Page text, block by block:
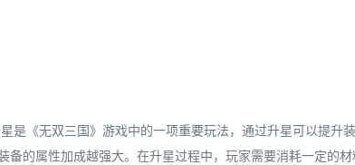
是《无双三国》游戏中的一项重要玩法，通过升星可以提升
备的属性加成越强大。在升星过程中，玩家需要消耗一定的材